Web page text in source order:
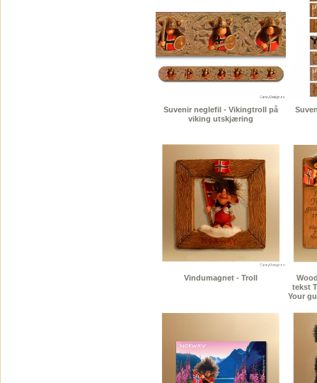
Suvenir neglefil - Vikingtroll på
viking utskjæring
Vindumagnet - Troll
tekst
Your